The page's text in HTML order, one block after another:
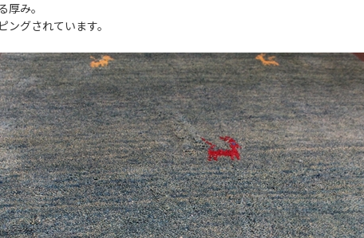
厚み。
ングされています。